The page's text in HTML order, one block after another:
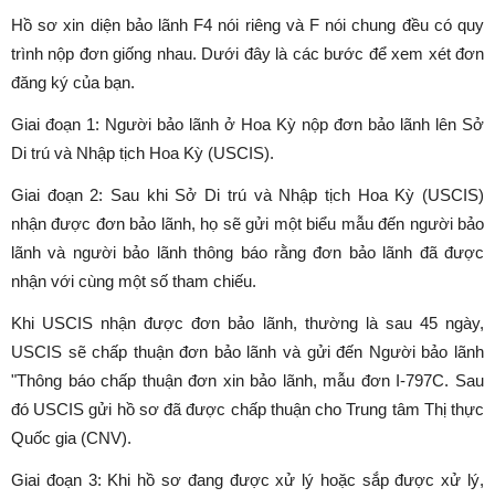
Hồ sơ xin diện bảo lãnh F4 nói riêng và F nói chung đều có quy
trình nộp đơn giống nhau. Dưới đây là các bước để xem xét đơn
đăng ký của bạn.
Giai đoạn 1: Người bảo lãnh ở Hoa Kỳ nộp đơn bảo lãnh lên Sở
Di trú và Nhập tịch Hoa Kỳ (USCIS).
Giai đoạn 2: Sau khi Sở Di trú và Nhập tịch Hoa Kỳ (USCIS)
nhận được đơn bảo lãnh, họ sẽ gửi một biểu mẫu đến người bảo
lãnh và người bảo lãnh thông báo rằng đơn bảo lãnh đã được
nhận với cùng một số tham chiếu.
Khi USCIS nhận được đơn bảo lãnh, thường là sau 45 ngày,
USCIS sẽ chấp thuận đơn bảo lãnh và gửi đến Người bảo lãnh
"Thông báo chấp thuận đơn xin bảo lãnh, mẫu đơn I-797C. Sau
đó USCIS gửi hồ sơ đã được chấp thuận cho Trung tâm Thị thực
Quốc gia (CNV).
Giai đoạn 3: Khi hồ sơ đang được xử lý hoặc sắp được xử lý,